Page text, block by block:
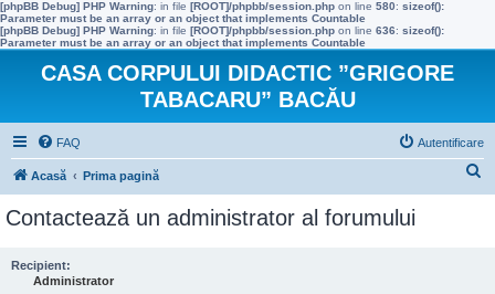
[phpBB Debug] PHP Warning: in file [ROOT]/phpbb/session.php on line 580: sizeof():
Parameter must be an array or an object that implements Countable
[phpBB Debug] PHP Warning: in file [ROOT]/phpbb/session.php on line 636: sizeof():
Parameter must be an array or an object that implements Countable
CASA CORPULUI DIDACTIC ”GRIGORE
TABACARU” BACĂU
FAQ Autentificare
Acasă Prima pagină
Contactează un administrator al forumului
Recipient:
Administrator